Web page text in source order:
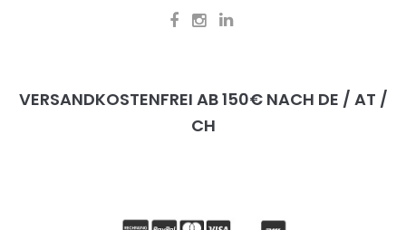
VERSANDKOSTENFREI AB 150€ NACH DE / AT /
CH